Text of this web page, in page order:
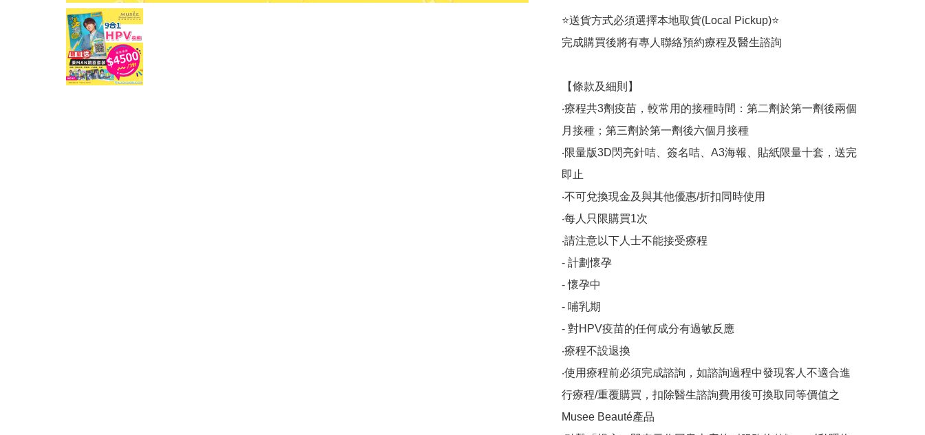
⭐送貨方式必須選擇本地取貨(Local Pickup)⭐
完成購買後將有專人聯絡預約療程及醫生諮詢
【條款及細則】
‧療程共3劑疫苗，較常用的接種時間：第二劑於第一劑後兩個
月接種；第三劑於第一劑後六個月接種
‧限量版3D閃亮針咭、簽名咭、A3海報、貼紙限量十套，送完
即止
‧不可兌換現金及與其他優惠/折扣同時使用
‧每人只限購買1次
‧請注意以下人士不能接受療程
- 計劃懷孕
- 懷孕中
- 哺乳期
- 對HPV疫苗的任何成分有過敏反應
‧療程不設退換
‧使用療程前必須完成諮詢，如諮詢過程中發現客人不適合進
行療程/重覆購買，扣除醫生諮詢費用後可換取同等價值之
Musee Beauté產品